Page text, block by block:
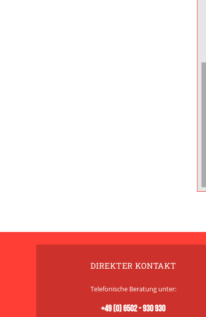
DIREKTER KONTAKT
Telefonische Beratung unter:
+49 (0) 6502 - 930 930